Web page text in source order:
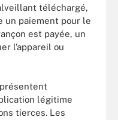
téléchargé,
un paiement pour le
est payée, un
l’appareil ou
légitime
tierces. Les